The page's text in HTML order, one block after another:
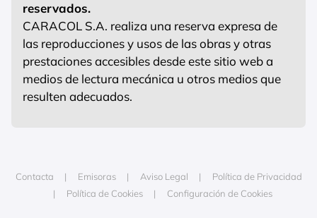
reservados.
CARACOL S.A. realiza una reserva expresa de
las reproducciones y usos de las obras y otras
prestaciones accesibles desde este sitio web a
medios de lectura mecánica u otros medios que
resulten adecuados.
Contacta Emisoras Aviso Legal
Política de Privacidad
Política de Cookies
Configuración de Cookies